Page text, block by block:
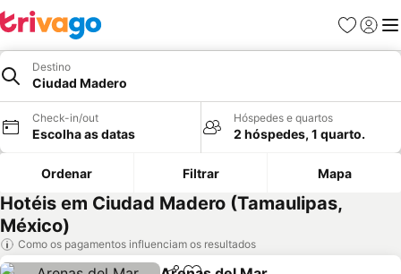
Favoritos
Iniciar
Destino
Ciudad Madero
Check-in/out
Escolha as datas
Hóspedes e quartos
2 hóspedes, 1 quarto.
Ordenar Filtrar Mapa
Hotéis em Ciudad Madero (Tamaulipas,
México)
Como os pagamentos influenciam os resultados